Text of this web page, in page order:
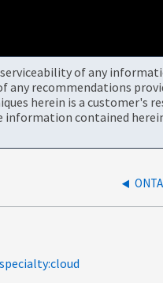
of any
recommendations
herein is a customer's
contained
specialty:cloud